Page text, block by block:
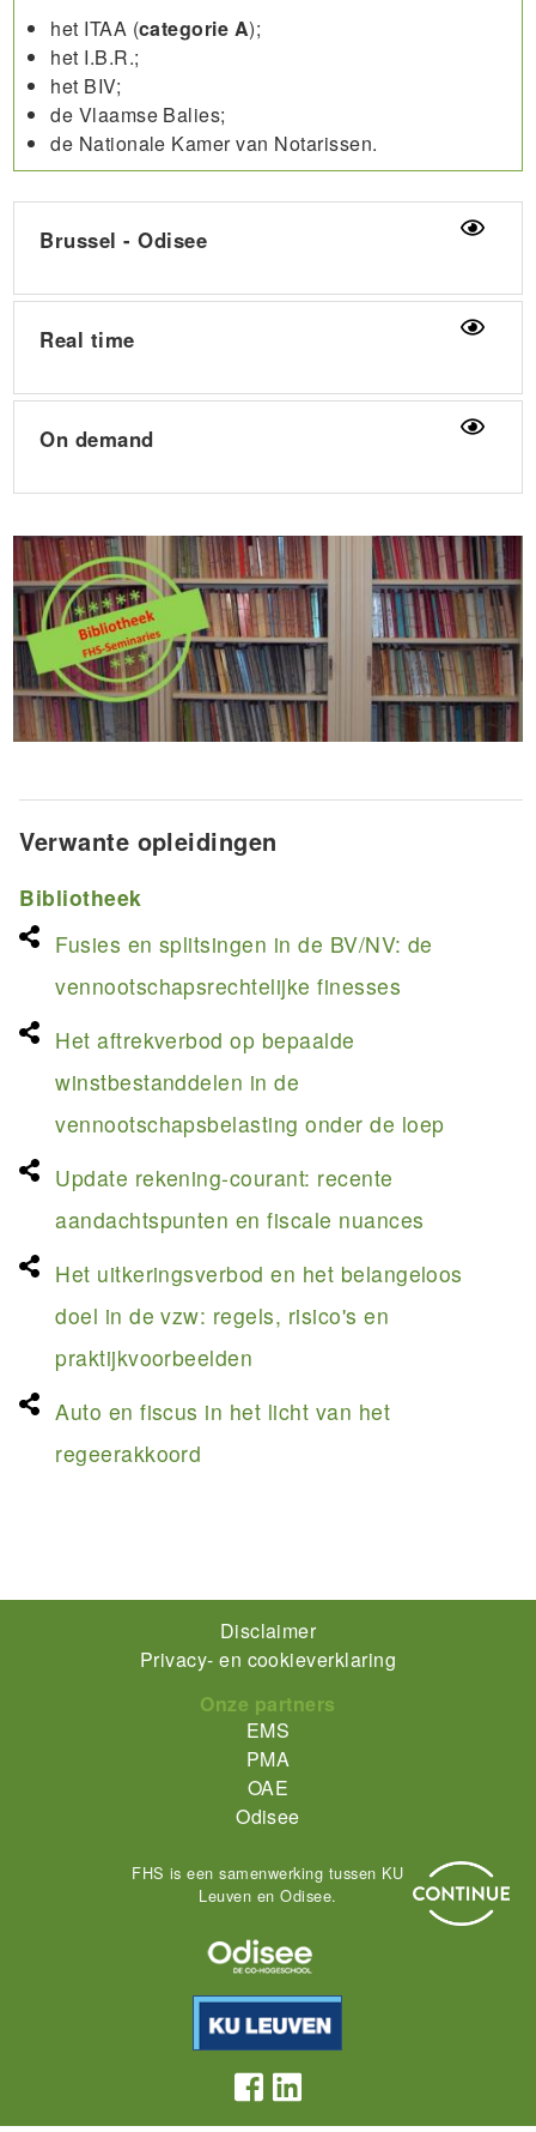
het ITAA (categorie A);
het I.B.R.;
het BIV;
de Vlaamse Balies;
de Nationale Kamer van Notarissen.
Brussel - Odisee
Real time
On demand
Verwante opleidingen
Bibliotheek
Fusies en splitsingen in de BV/NV: de
vennootschapsrechtelijke finesses
Het aftrekverbod op bepaalde
winstbestanddelen in de
vennootschapsbelasting onder de loep
Update rekening-courant: recente
aandachtspunten en fiscale nuances
Het uitkeringsverbod en het belangeloos
doel in de vzw: regels, risico's en
praktijkvoorbeelden
Auto en fiscus in het licht van het
regeerakkoord
Disclaimer
Privacy- en cookieverklaring
Onze partners
EMS
PMA
OAE
Odisee
FHS is een samenwerking tussen KU
Leuven en Odisee.